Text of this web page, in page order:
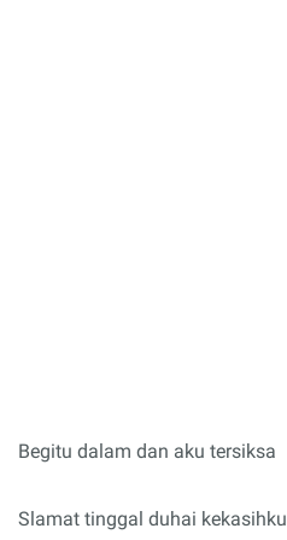
Begitu dalam dan aku tersiksa
Slamat tinggal duhai kekasihku